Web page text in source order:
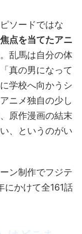
ソードではな
点を当てたアニ
乱馬は自分の体
真の男になって
学校へ向かうシ
ニメ独自の少し
原作漫画の結末
、というのがい
ン制作でフジテ
にかけて全161話